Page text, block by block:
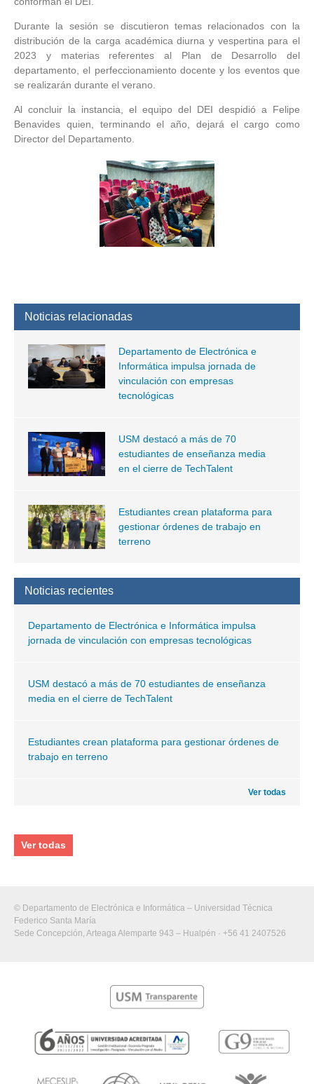
Durante la sesión se discutieron temas relacionados con la
distribución de la carga académica diurna y vespertina para el
2023 y materias referentes al Plan de Desarrollo del
departamento, el perfeccionamiento docente y los eventos que
se realizarán durante el verano.
Al concluir la instancia, el equipo del DEI despidió a Felipe
Benavides quien, terminando el año, dejará el cargo como
Director del Departamento.
Noticias relacionadas
Departamento de Electrónica e
Informática impulsa jornada de
vinculación con empresas
tecnológicas
USM destacó a más de 70
estudiantes de enseñanza media
en el cierre de TechTalent
Estudiantes crean plataforma para
gestionar órdenes de trabajo en
terreno
Noticias recientes
Departamento de Electrónica e Informática impulsa
jornada de vinculación con empresas tecnológicas
USM destacó a más de 70 estudiantes de enseñanza
media en el cierre de TechTalent
Estudiantes crean plataforma para gestionar órdenes de
trabajo en terreno
Ver todas
Ver todas
© Departamento de Electrónica e Informática – Universidad Técnica
Federico Santa María
Sede Concepción, Arteaga Alemparte 943 – Hualpén · +56 41 2407526